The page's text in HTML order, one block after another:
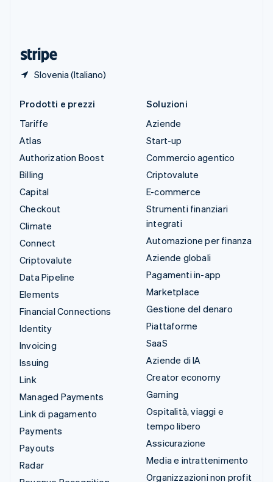
Slovenia (Italiano)
Prodotti e prezzi
Tariffe
Atlas
Authorization Boost
Billing
Capital
Checkout
Climate
Connect
Criptovalute
Data Pipeline
Elements
Financial Connections
Identity
Invoicing
Issuing
Link
Managed Payments
Link di pagamento
Payments
Payouts
Radar
Soluzioni
Aziende
Start-up
Commercio agentico
Criptovalute
E-commerce
Strumenti finanziari
integrati
Automazione per finanza
Aziende globali
Pagamenti in-app
Marketplace
Gestione del denaro
Piattaforme
SaaS
Aziende di IA
Creator economy
Gaming
Ospitalità, viaggi e
tempo libero
Assicurazione
Media e intrattenimento
Organizzazioni non profit